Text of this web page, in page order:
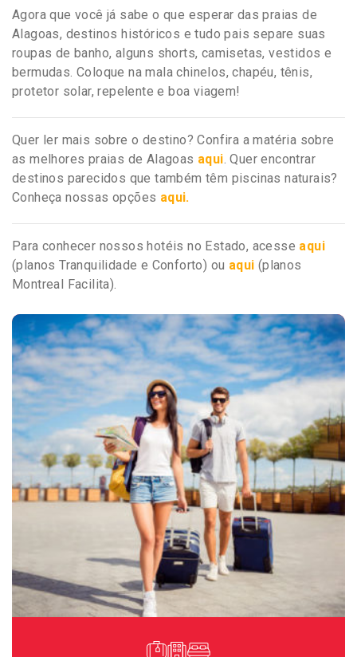
Agora que você já sabe o que esperar das praias de
Alagoas, destinos históricos e tudo pais separe suas
roupas de banho, alguns shorts, camisetas, vestidos e
bermudas. Coloque na mala chinelos, chapéu, tênis,
protetor solar, repelente e boa viagem!
Quer ler mais sobre o destino? Confira a matéria sobre
as melhores praias de Alagoas aqui. Quer encontrar
destinos parecidos que também têm piscinas naturais?
Conheça nossas opções aqui.
Para conhecer nossos hotéis no Estado, acesse aqui
(planos Tranquilidade e Conforto) ou aqui (planos
Montreal Facilita).